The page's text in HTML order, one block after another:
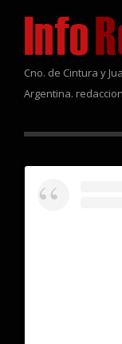
Cno. de Cintura y
Argentina.